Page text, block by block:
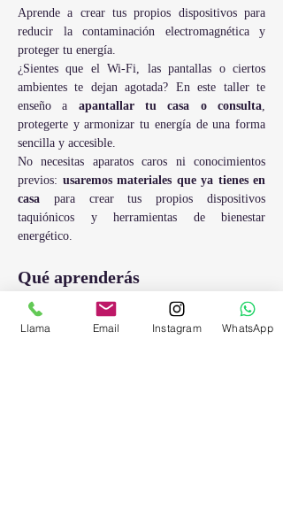
Aprende a crear tus propios dispositivos para
reducir la contaminación electromagnética y
proteger tu energía.
¿Sientes que el Wi-Fi, las pantallas o ciertos
ambientes te dejan agotada? En este taller te
enseño a apantallar tu casa o consulta
protegerte y armonizar tu energía de una forma
sencilla y accesible.
No necesitas aparatos caros ni conocimientos
previos: usaremos materiales que ya tienes en
casa para crear tus propios dispositivos
taquiónicos y herramientas de bienestar
energético.
Qué aprenderás
Qué es la frecuencia Taquión y cómo actúa
sobre el cuerpo y los espacios.
Cómo fabricar y activar tus propios
Llama Email Instagram WhatsApp